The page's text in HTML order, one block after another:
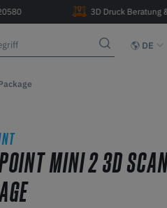
3D Druck Beratung
DE
MINI 2 3D